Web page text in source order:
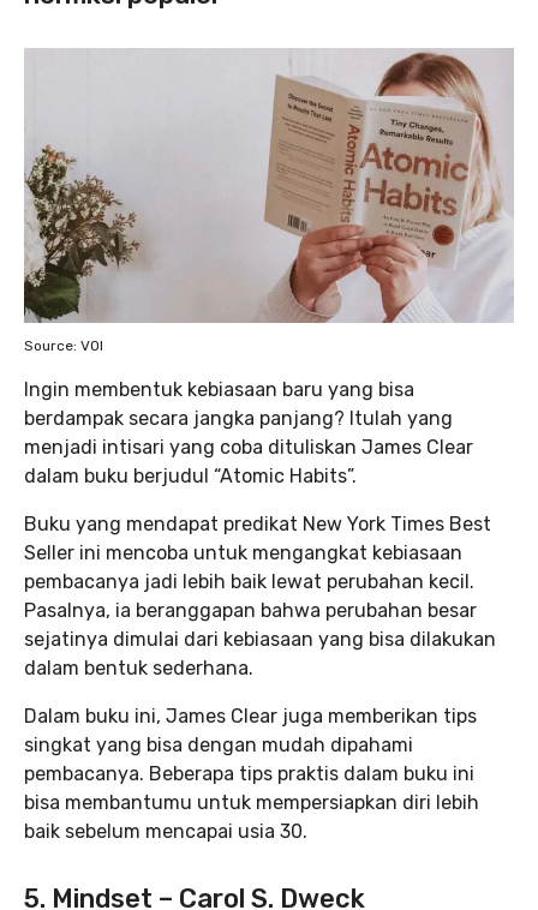
Source: VOI
Ingin membentuk kebiasaan baru yang bisa
berdampak secara jangka panjang? Itulah yang
menjadi intisari yang coba dituliskan James Clear
dalam buku berjudul “Atomic Habits”.
Buku yang mendapat predikat New York Times Best
Seller ini mencoba untuk mengangkat kebiasaan
pembacanya jadi lebih baik lewat perubahan kecil.
Pasalnya, ia beranggapan bahwa perubahan besar
sejatinya dimulai dari kebiasaan yang bisa dilakukan
dalam bentuk sederhana.
Dalam buku ini, James Clear juga memberikan tips
singkat yang bisa dengan mudah dipahami
pembacanya. Beberapa tips praktis dalam buku ini
bisa membantumu untuk mempersiapkan diri lebih
baik sebelum mencapai usia 30.
5. Mindset – Carol S. Dweck